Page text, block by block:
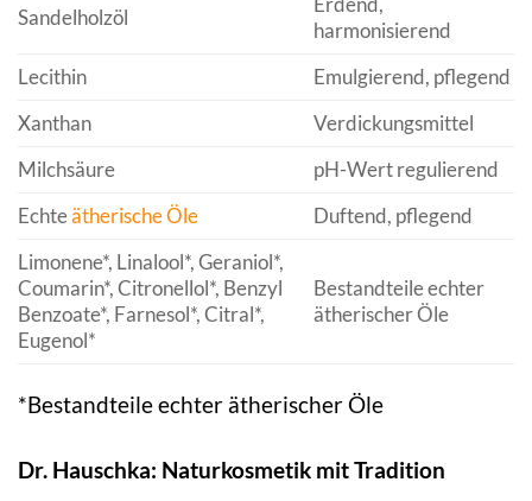
Sandelholzöl
harmonisierend
Lecithin
Emulgierend, pflegend
Xanthan
Verdickungsmittel
Milchsäure
pH-Wert regulierend
Echteätherische Öle
Duftend, pflegend
Limonene*, Linalool*, Geraniol*,
Coumarin*, Citronellol*, Benzyl
Benzoate*, Farnesol*, Citral*,
Eugenol*
Bestandteile echter
ätherischer Öle
*Bestandteile echter ätherischer Öle
Dr. Hauschka: Naturkosmetik mit Tradition